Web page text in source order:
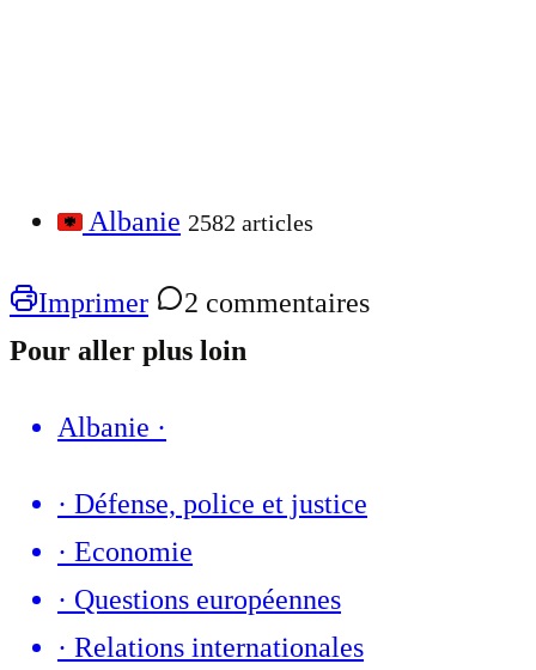
Albanie 2582 articles
Imprimer
2 commentaires
Pour aller plus loin
Albanie ·
· Défense, police et justice
· Economie
· Questions européennes
· Relations internationales